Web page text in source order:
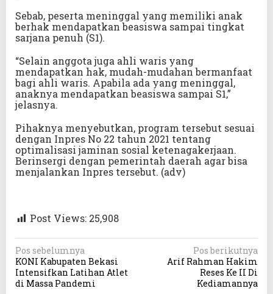
Sebab, peserta meninggal yang memiliki anak
berhak mendapatkan beasiswa sampai tingkat
sarjana penuh (S1).
“Selain anggota juga ahli waris yang
mendapatkan hak, mudah-mudahan bermanfaat
bagi ahli waris. Apabila ada yang meninggal,
anaknya mendapatkan beasiswa sampai S1,”
jelasnya.
Pihaknya menyebutkan, program tersebut sesuai
dengan Inpres No 22 tahun 2021 tentang
optimalisasi jaminan sosial ketenagakerjaan.
Berinsergi dengan pemerintah daerah agar bisa
menjalankan Inpres tersebut. (adv)
Post Views: 25,908
N
a
v
Pos sebelumnya
KONI Kabupaten Bekasi
Intensifkan Latihan Atlet
di Massa Pandemi
Pos berikutnya
Arif Rahman Hakim
Reses Ke II Di
Kediamannya